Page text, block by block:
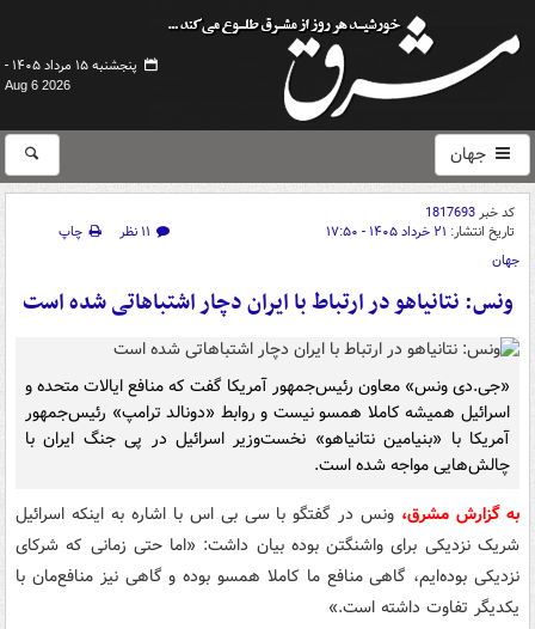
پنجشنبه ۱۵ مرداد ۱۴۰۵ -
Aug 6 2026
جهان
کد خبر1817693
تاریخ انتشار: ۲۱ خرداد ۱۴۰۵ - ۱۷:۵۰ ۱۱ نظر
چاپ
جهان
ونس: نتانیاهو در ارتباط با ایران دچار اشتباهاتی شده است
«جی‌.دی ونس» معاون رئیس‌جمهور آمریکا گفت که منافع ایالات متحده و
اسرائیل همیشه کاملا همسو نیست و روابط «دونالد ترامپ» رئیس‌جمهور
آمریکا با «بنیامین نتانیاهو» نخست‌وزیر اسرائیل در پی جنگ ایران با
چالش‌هایی مواجه شده است.
به گزارش مشرق، ونس در گفتگو با سی بی اس با اشاره به اینکه اسرائیل
شریک نزدیکی برای واشنگتن بوده بیان داشت: «اما حتی زمانی که شرکای
نزدیکی بوده‌ایم، گاهی منافع ما کاملا همسو بوده و گاهی نیز منافع‌مان با
یکدیگر تفاوت داشته است.»